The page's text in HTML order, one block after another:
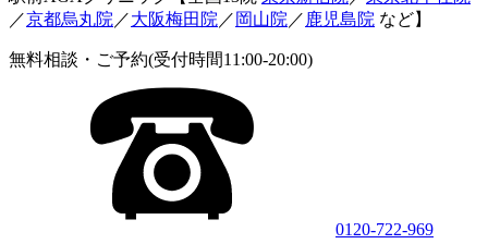
／京都烏丸院 ／大阪梅田院 ／ 岡山院 ／ 鹿児島院 など】
無料相談・ご予約(受付時間11:00-20:00)
0120-722-969